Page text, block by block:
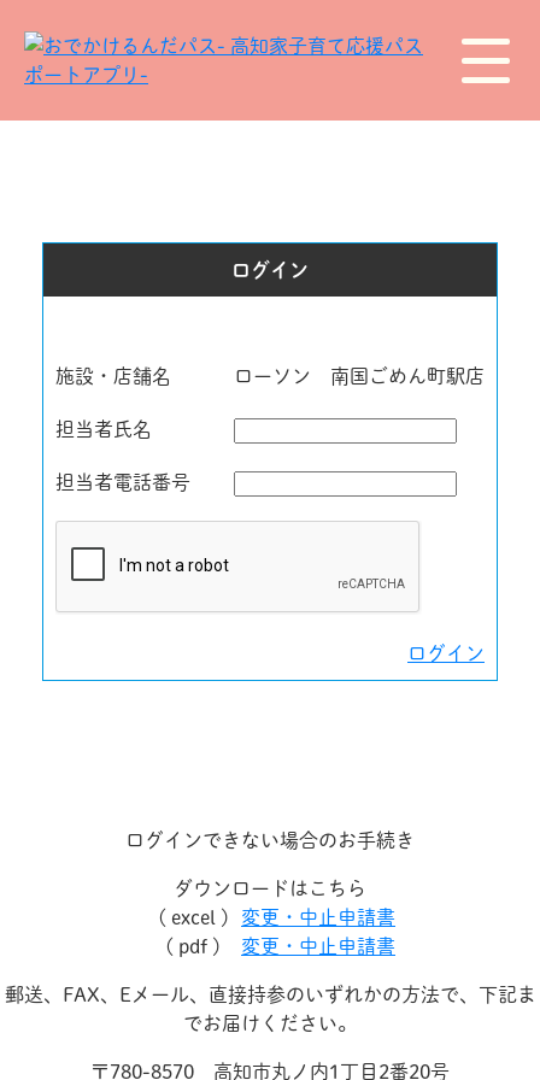
ログイン
施設・店舗名 ローソン 南国ごめん町駅店
担当者氏名
担当者電話番号
ログイン
ログインできない場合のお手続き
ダウンロードはこちら
( excel )
変更・中止申請書
( pdf )
変更・中止申請書
郵送、FAX、Eメール、直接持参のいずれかの方法で、下記ま
でお届けください。
〒780-8570 高知市丸ノ内1丁目2番20号